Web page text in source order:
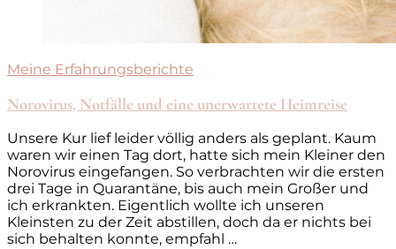
Meine Erfahrungsberichte
Norovirus, Notfälle und eine unerwartete Heimreise
Unsere Kur lief leider völlig anders als geplant. Kaum
waren wir einen Tag dort, hatte sich mein Kleiner den
Norovirus eingefangen. So verbrachten wir die ersten
drei Tage in Quarantäne, bis auch mein Großer und
ich erkrankten. Eigentlich wollte ich unseren
Kleinsten zu der Zeit abstillen, doch da er nichts bei
sich behalten konnte, empfahl …